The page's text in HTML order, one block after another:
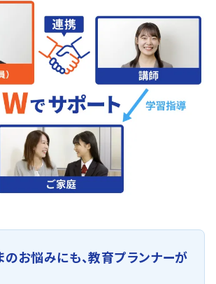
お悩みにも、教育プランナーが